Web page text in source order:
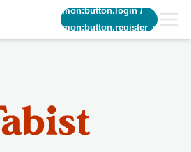
common:button.login/
common:button.register_short